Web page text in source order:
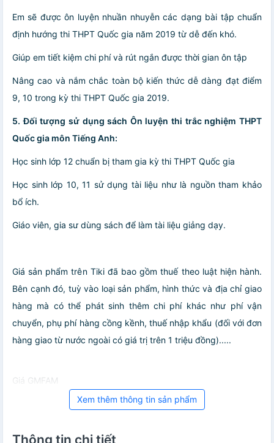
Em sẽ được ôn luyện nhuần nhuyễn các dạng bài tập chuẩn
định hướng thi THPT Quốc gia năm 2019 từ dễ đến khó.
Giúp em tiết kiệm chi phí và rút ngắn được thời gian ôn tập
Nâng cao và nắm chắc toàn bộ kiến thức dễ dàng đạt điểm
9, 10 trong kỳ thi THPT Quốc gia 2019.
5. Đối tượng sử dụng sách Ôn luyện thi trắc nghiệm THPT
Quốc gia môn Tiếng Anh:
Học sinh lớp 12 chuẩn bị tham gia kỳ thi THPT Quốc gia
Học sinh lớp 10, 11 sử dụng tài liệu như là nguồn tham khảo
bổ ích.
Giáo viên, gia sư dùng sách để làm tài liệu giảng dạy.
Giá sản phẩm trên Tiki đã bao gồm thuế theo luật hiện hành.
Bên cạnh đó, tuỳ vào loại sản phẩm, hình thức và địa chỉ giao
hàng mà có thể phát sinh thêm chi phí khác như phí vận
chuyển, phụ phí hàng cồng kềnh, thuế nhập khẩu (đối với đơn
hàng giao từ nước ngoài có giá trị trên 1 triệu đồng).....
Giá GMFAM
Xem thêm thông tin sản phẩm
Thông tin chi tiết